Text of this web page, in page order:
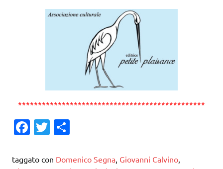
***********************************************
Fa
e
T
it n
taggato con Domenico Segna Giovanni Calvino